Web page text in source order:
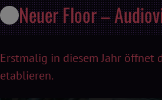
Neuer Floor –
Erstmalig in diesem Jahr öffnet
etablieren.